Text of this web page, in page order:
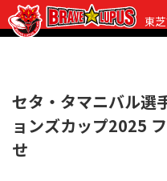
東
チケット グッズ
観戦ガイド
ニュース
セタ・タマニバル
ョンズカップ2025
せ